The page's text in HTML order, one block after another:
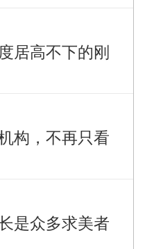
居高不下的刚
构，不再只看
是众多求美者